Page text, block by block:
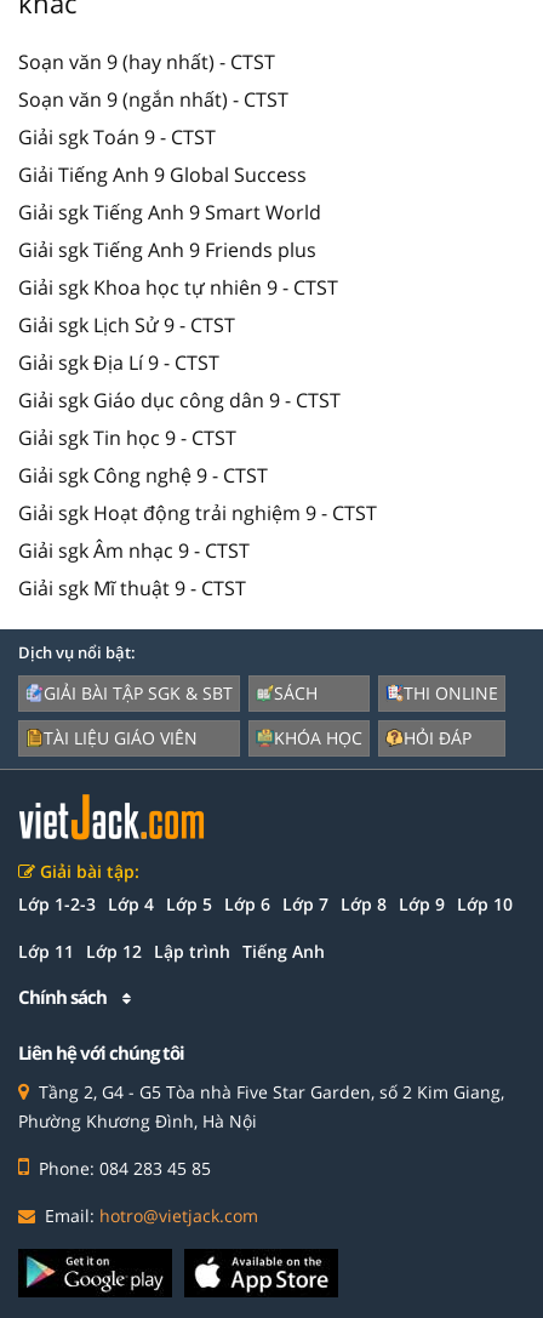
Soạn văn 9 (hay nhất) - CTST
Soạn văn 9 (ngắn nhất) - CTST
Giải sgk Toán 9 - CTST
Giải Tiếng Anh 9 Global Success
Giải sgk Tiếng Anh 9 Smart World
Giải sgk Tiếng Anh 9 Friends plus
Giải sgk Khoa học tự nhiên 9 - CTST
Giải sgk Lịch Sử 9 - CTST
Giải sgk Địa Lí 9 - CTST
Giải sgk Giáo dục công dân 9 - CTST
Giải sgk Tin học 9 - CTST
Giải sgk Công nghệ 9 - CTST
Giải sgk Hoạt động trải nghiệm 9 - CTST
Giải sgk Âm nhạc 9 - CTST
Giải sgk Mĩ thuật 9 - CTST
Dịch vụ nổi bật:
GIẢI BÀI TẬP SGK & SBT
TÀI LIỆU GIÁO VIÊN
SÁCH
KHÓA HỌC
THI ONLINE
HỎI ĐÁP
Giải bài tập:
Lớp 1-2-3 Lớp 4 Lớp 5 Lớp 6 Lớp 7 Lớp 8 Lớp 9 Lớp 10
Lớp 11 Lớp 12 Lập trình Tiếng Anh
Chính sách
Liên hệ với chúng tôi
Tầng 2, G4 - G5 Tòa nhà Five Star Garden, số 2 Kim Giang,
Phường Khương Đình, Hà Nội
Phone: 084 283 45 85
Email: hotro@vietjack.com